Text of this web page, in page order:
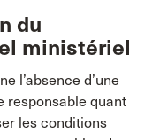
du
ministériel
l’absence d’une
responsable quant
les conditions